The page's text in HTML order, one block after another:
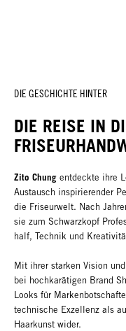
DIE GESCHICHTE HINTER
DIE REISE IN
Zito Chung entdeckte ihre
Austausch inspirierender
die Friseurwelt. Nach
sie zum Schwarzkopf
half, Technik und
Mit ihrer starken Vision
bei hochkarätigen Brand
Looks für
technische Exzellenz als
Haarkunst wider.